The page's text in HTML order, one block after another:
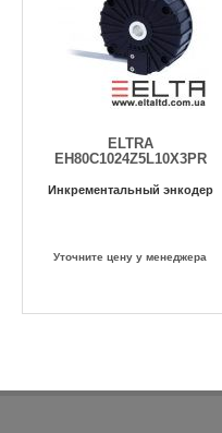
ELTRA
EH80C1024Z5L10X3PR
Инкрементальный энкодер
Уточните цену у менеджера